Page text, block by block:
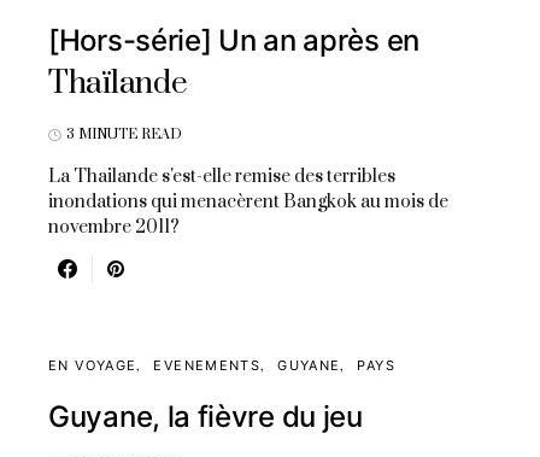
[Hors-série] Un an après en
Thaïlande
3 MINUTE READ
La Thailande s'est-elle remise des terribles
inondations qui menacèrent Bangkok au mois de
novembre 2011?
EN VOYAGE EVENEMENTS GUYANE PAYS
Guyane, la fièvre du jeu